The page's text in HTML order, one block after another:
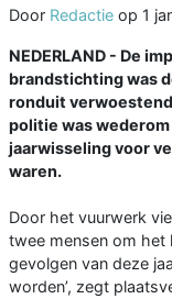
Door Redactie op 1
NEDERLAND - De
brandstichting was
ronduit
politie was
jaarwisseling voor
waren.
Door het vuurwerk
twee mensen om het
gevolgen van deze
worden’, zegt